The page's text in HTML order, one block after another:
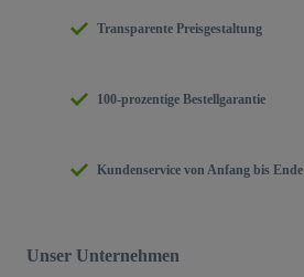
Transparente Preisgestaltung
100-prozentige Bestellgarantie
Kundenservice von Anfang bis Ende
Unser Unternehmen